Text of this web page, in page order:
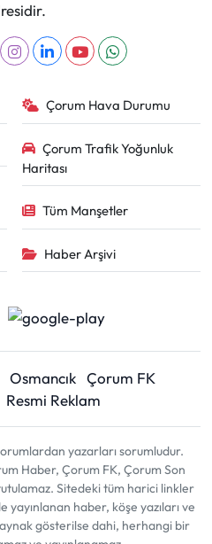
Çorum Hava Durumu
Çorum Trafik Yoğunluk
Haritası
Tüm Manşetler
Haber Arşivi
Osmancık Çorum FK
Resmi Reklam
yazarları sorumludur.
Haber, Çorum FK, Çorum Son
Sitedeki tüm harici linkler
yayınlanan haber, köşe yazıları ve
gösterilse dahi, herhangi bir